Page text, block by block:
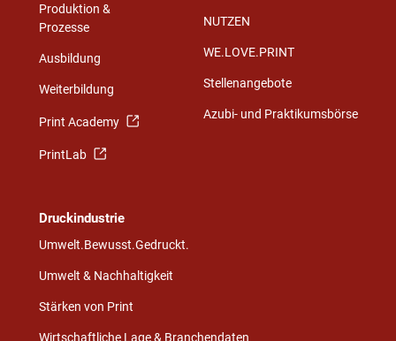
Produktion &
Prozesse
Ausbildung
Weiterbildung
Print Academy
PrintLab
NUTZEN
WE.LOVE.PRINT
Stellenangebote
Azubi- und Praktikumsbörse
Druckindustrie
Umwelt.Bewusst.Gedruckt.
Umwelt & Nachhaltigkeit
Stärken von Print
Wirtschaftliche Lage & Branchendaten